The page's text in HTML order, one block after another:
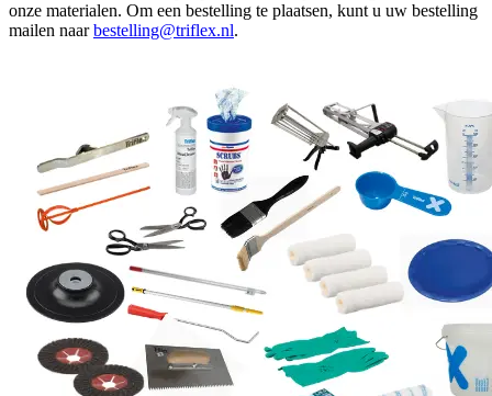
onze materialen. Om een bestelling te plaatsen, kunt u uw bestelling
mailen naarbestelling@triflex.nl.